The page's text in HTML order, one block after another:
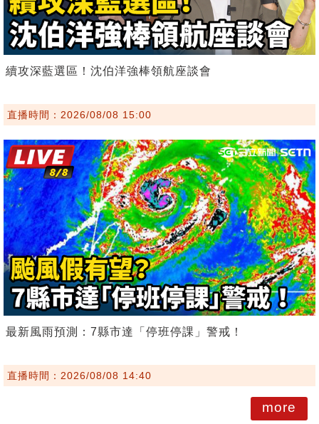
續攻深藍選區！沈伯洋強棒領航座談會
直播時間：2026/08/08 15:00
最新風雨預測：7縣市達「停班停課」警戒！
直播時間：2026/08/08 14:40
more